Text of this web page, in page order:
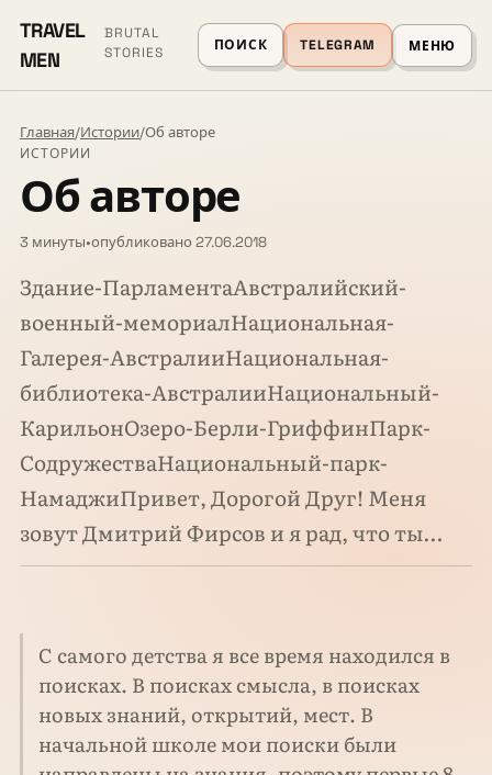
TRAVEL
MEN
BRUTAL
STORIES
ПОИСК TELEGRAM МЕНЮ
Главная/Истории/Об авторе
ИСТОРИИ
Об авторе
3 минуты•опубликовано 27.06.2018
Здание-ПарламентаАвстралийский-
военный-мемориалНациональная-
Галерея-АвстралииНациональная-
библиотека-АвстралииНациональный-
КарильонОзеро-Берли-ГриффинПарк-
СодружестваНациональный-парк-
НамаджиПривет, Дорогой Друг! Меня
зовут Дмитрий Фирсов и я рад, что ты…
С самого детства я все время находился в
поисках. В поисках смысла, в поисках
новых знаний, открытий, мест. В
начальной школе мои поиски были